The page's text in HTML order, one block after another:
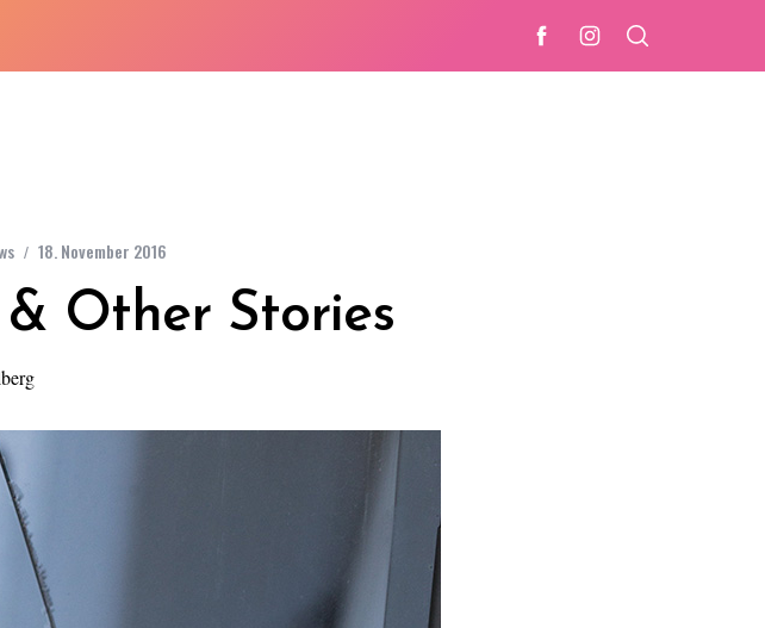
18. November 2016
Other Stories